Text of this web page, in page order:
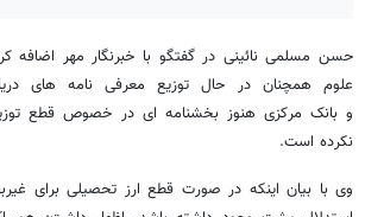
حسن مسلمی نائینی در گفتگو با خبرنگار مهر اضافه
علوم همچنان در حال توزیع معرفی نامه های
و بانک مرکزی هنوز بخشنامه ای در خصوص قطع
نکرده است.
وی با بیان اینکه در صورت قطع ارز تحصیلی برای